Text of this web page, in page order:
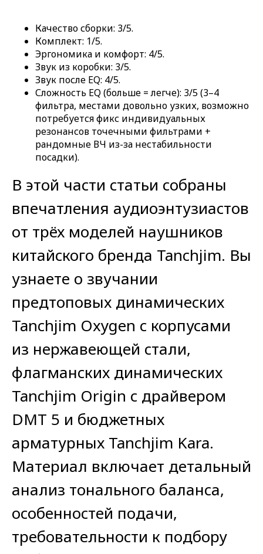
Качество сборки: 3/5.
Комплект: 1/5.
Эргономика и комфорт: 4/5.
Звук из коробки: 3/5.
Звук после EQ: 4/5.
Сложность EQ (больше = легче): 3/5 (3–4
фильтра, местами довольно узких, возможно
потребуется фикс индивидуальных
резонансов точечными фильтрами +
рандомные ВЧ из-за нестабильности
посадки).
В этой части статьи собраны
впечатления аудиоэнтузиастов
от трёх моделей наушников
китайского бренда Tanchjim. Вы
узнаете о звучании
предтоповых динамических
Tanchjim Oxygen с корпусами
из нержавеющей стали,
флагманских динамических
Tanchjim Origin с драйвером
DMT 5 и бюджетных
арматурных Tanchjim Kara.
Материал включает детальный
анализ тонального баланса,
особенностей подачи,
требовательности к подбору